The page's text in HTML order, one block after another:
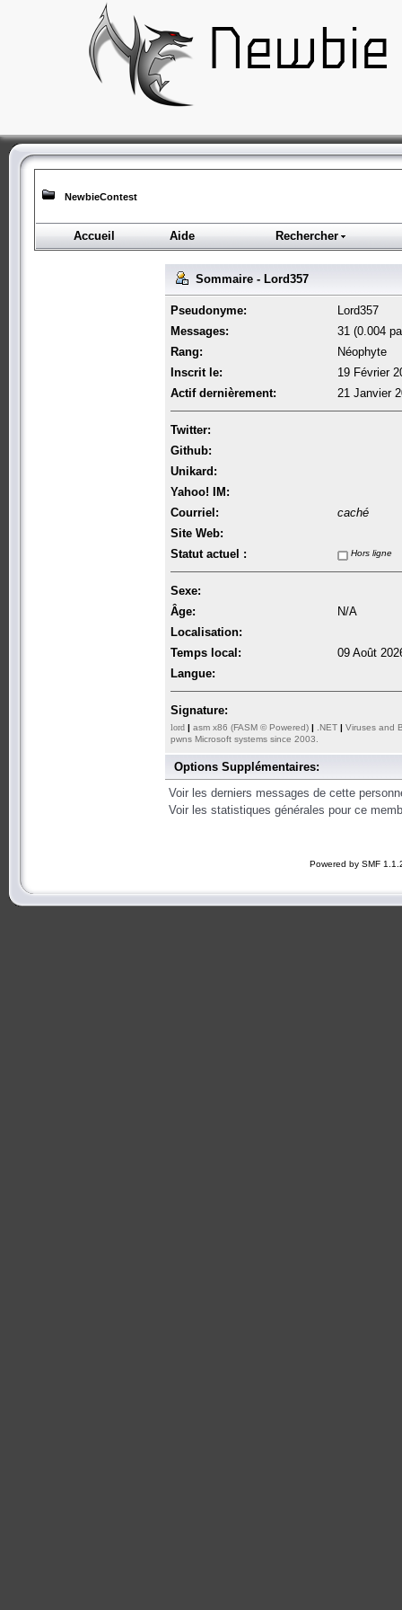
NewbieContest
Accueil Aide Rechercher
Sommaire - Lord357
Pseudonyme:
Lord357
Messages:
31 (0.004
Rang:
Néophyte
Inscrit le:
19 Février
Actif dernièrement:
21 Janvier
Twitter:
Github:
Unikard:
Yahoo! IM:
Courriel:
caché
Site Web:
Statut actuel :
Hors ligne
Sexe:
Âge:
N/A
Localisation:
Temps local:
09 Août
Langue:
Signature:
lord | asm x86 (FASM © Powered) | .NET | Viruses and
pwns Microsoft systems since 2003.
Options Supplémentaires:
Voir les derniers messages de cette
Voir les statistiques générales pour ce
Powered by SMF